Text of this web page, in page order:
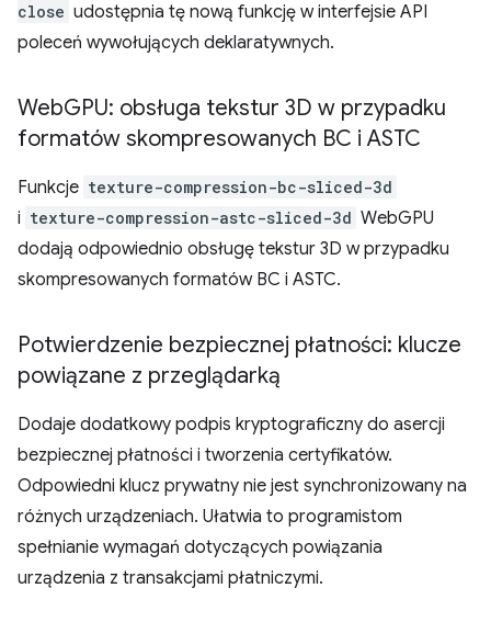
close udostępnia tę nową funkcję w interfejsie API
poleceń wywołujących deklaratywnych.
WebGPU: obsługa tekstur 3D w przypadku
formatów skompresowanych BC i ASTC
Funkcje texture-compression-bc-sliced-3d
i texture-compression-astc-sliced-3d WebGPU
dodają odpowiednio obsługę tekstur 3D w przypadku
skompresowanych formatów BC i ASTC.
Potwierdzenie bezpiecznej płatności: klucze
powiązane z przeglądarką
Dodaje dodatkowy podpis kryptograficzny do asercji
bezpiecznej płatności i tworzenia certyfikatów.
Odpowiedni klucz prywatny nie jest synchronizowany na
różnych urządzeniach. Ułatwia to programistom
spełnianie wymagań dotyczących powiązania
urządzenia z transakcjami płatniczymi.